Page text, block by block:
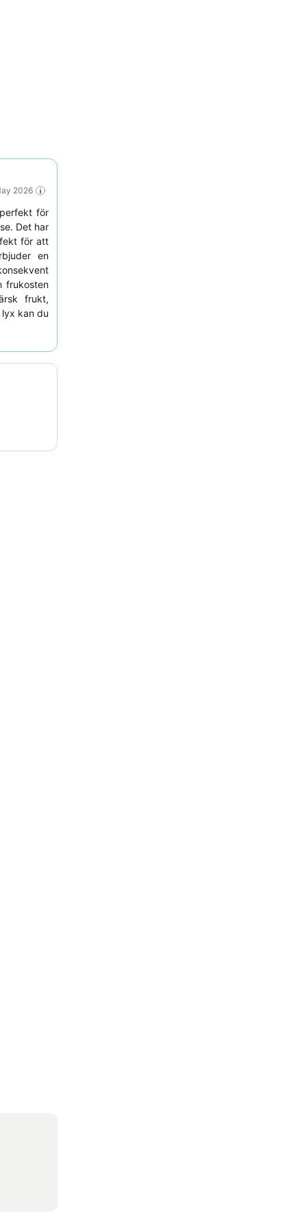
2026
för
Det har
för att
en
frukosten
frukt,
kan du